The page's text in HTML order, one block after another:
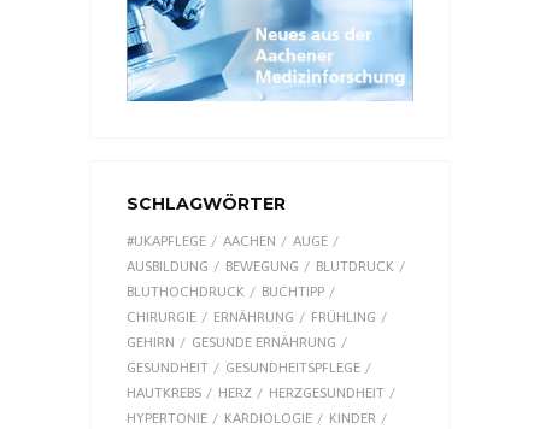
SCHLAGWÖRTER
#UKAPFLEGE AACHEN
AUGE
AUSBILDUNG
BEWEGUNG
BLUTDRUCK
BLUTHOCHDRUCK
BUCHTIPP
CHIRURGIE
ERNÄHRUNG
FRÜHLING
GEHIRN
GESUNDE ERNÄHRUNG
GESUNDHEIT
GESUNDHEITSPFLEGE
HAUTKREBS
HERZ
HERZGESUNDHEIT
HYPERTONIE
KARDIOLOGIE
KINDER